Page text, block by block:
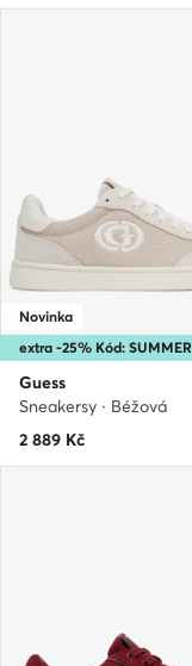
extra -25% Kód: SUMMER
Novinka
Guess
Sneakersy · Béžová
2 889 Kč